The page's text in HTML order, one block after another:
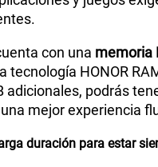
con una memoria
tecnología HONOR
adicionales, podrás
mejor experiencia
duración para estar